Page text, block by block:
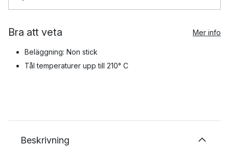
Bra att veta Mer info
Beläggning: Non stick
Tål temperaturer upp till 210° C
Beskrivning